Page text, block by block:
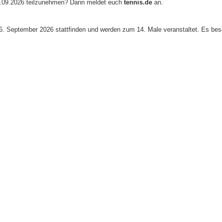
teilzunehmen? Dann meldet euch tennis.de an.
September 2026 stattfinden und werden zum 14. Male veranstaltet. Es